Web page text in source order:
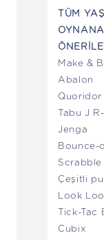
TÜM
Make &
Abalon
Quoridor
Tabu J
Jenga
Bounce-
Scrabble
Çeşitli
Look
Tick-Tac
Cubix